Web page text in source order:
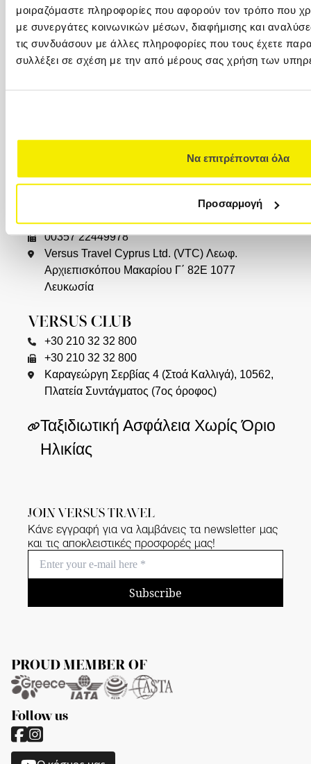
μοιραζόμαστε πληροφορίες που αφορούν τον τρόπο που
με συνεργάτες κοινωνικών μέσων, διαφήμισης και
τις συνδυάσουν με άλλες πληροφορίες που τους έχετε
συλλέξει σε σχέση με την από μέρους σας χρήση των
Να επιτρέπονται όλα
Προσαρμογή
ΓΛΥΦΑΔΑ
+30 216 800 4346
Λαζαράκη 20(ισόγειο), 166 75
ΘΕΣΣΑΛΟΝΙΚΗ
Αριστοτέλους), 546 24, (2ος όροφος)
00357 22449977
00357 22449978
Versus Travel Cyprus Ltd. (VTC) Λεωφ.
Αρχιεπισκόπου Μακαρίου Γ΄ 82Ε 1077
Λευκωσία
VERSUS CLUB
+30 210 32 32 800
+30 210 32 32 800
Καραγεώργη Σερβίας 4 (Στοά Καλλιγά), 10562,
Πλατεία Συντάγματος (7ος όροφος)
Ταξιδιωτική Ασφάλεια Χωρίς Όριο
Ηλικίας
JOIN VERSUS TRAVEL
Κάνε εγγραφή για να λαμβάνεις τα newsletter μας
και τις αποκλειστικές προσφορές μας!
Subscribe
PROUD MEMBER OF
Follow us